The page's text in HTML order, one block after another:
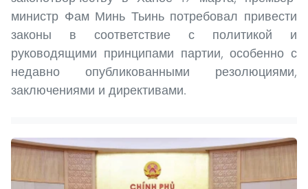
министр Фам Минь Тьинь потребовал привести
законы в соответствие с политикой и
руководящими принципами партии, особенно с
недавно опубликованными резолюциями,
заключениями и директивами.